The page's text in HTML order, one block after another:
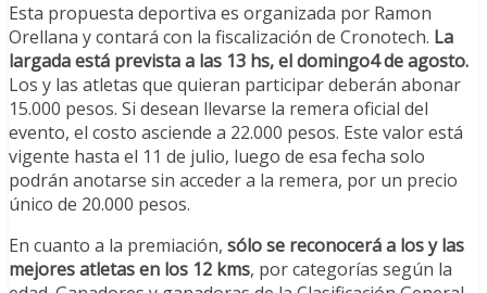
Esta propuesta deportiva es organizada por Ramon
Orellana y contará con la fiscalización de Cronotech. La
largada está prevista a las 13 hs, el domingo4 de agosto.
Los y las atletas que quieran participar deberán abonar
15.000 pesos. Si desean llevarse la remera oficial del
evento, el costo asciende a 22.000 pesos. Este valor está
vigente hasta el 11 de julio, luego de esa fecha solo
podrán anotarse sin acceder a la remera, por un precio
único de 20.000 pesos.
En cuanto a la premiación, sólo se reconocerá a los y las
mejores atletas en los 12 kms, por categorías según la